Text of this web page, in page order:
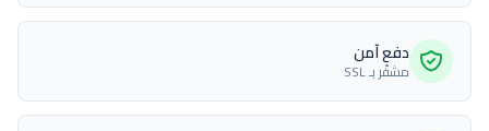
دفع آمن
مشفّر بـ SSL